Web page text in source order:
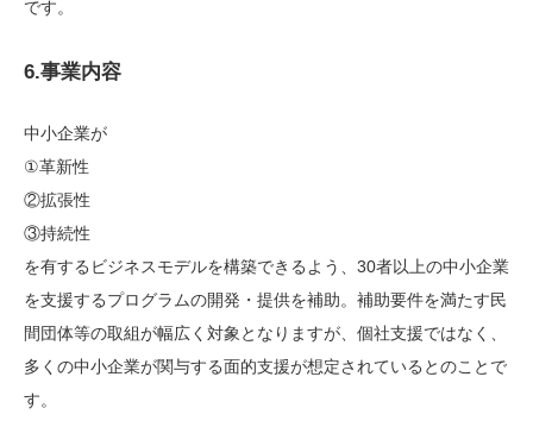
です。
6.事業内容
中小企業が
①革新性
②拡張性
③持続性
を有するビジネスモデルを構築できるよう、30者以上の中小企業
を支援するプログラムの開発・提供を補助。補助要件を満たす民
間団体等の取組が幅広く対象となりますが、個社支援ではなく、
多くの中小企業が関与する面的支援が想定されているとのことで
す。